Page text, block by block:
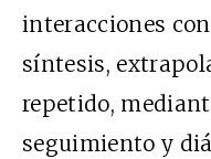
interacciones
síntesis,
repetido,
seguimiento y